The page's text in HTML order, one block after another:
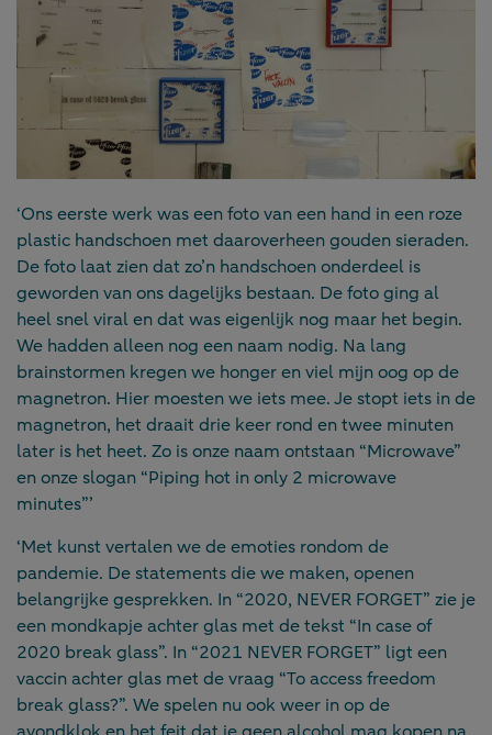
‘Ons eerste werk was een foto van een hand in een roze
plastic handschoen met daaroverheen gouden sieraden.
De foto laat zien dat zo’n handschoen onderdeel is
geworden van ons dagelijks bestaan. De foto ging al
heel snel viral en dat was eigenlijk nog maar het begin.
We hadden alleen nog een naam nodig. Na lang
brainstormen kregen we honger en viel mijn oog op de
magnetron. Hier moesten we iets mee. Je stopt iets in de
magnetron, het draait drie keer rond en twee minuten
later is het heet. Zo is onze naam ontstaan “Microwave”
en onze slogan “Piping hot in only 2 microwave
minutes”’
‘Met kunst vertalen we de emoties rondom de
pandemie. De statements die we maken, openen
belangrijke gesprekken. In “2020, NEVER FORGET” zie je
een mondkapje achter glas met de tekst “In case of
2020 break glass”. In “2021 NEVER FORGET” ligt een
vaccin achter glas met de vraag “To access freedom
break glass?”. We spelen nu ook weer in op de